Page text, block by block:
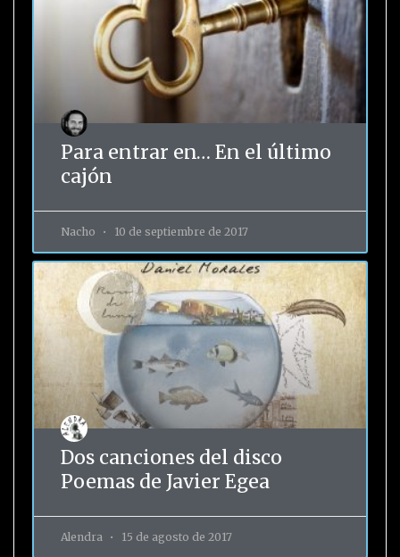
Para entrar en… En el último
cajón
Nacho 10 de septiembre de 2017
Dos canciones del disco
Poemas de Javier Egea
Alendra 15 de agosto de 2017